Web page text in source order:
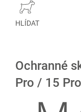
HLÍDAT
Ochranné
Pro / 15